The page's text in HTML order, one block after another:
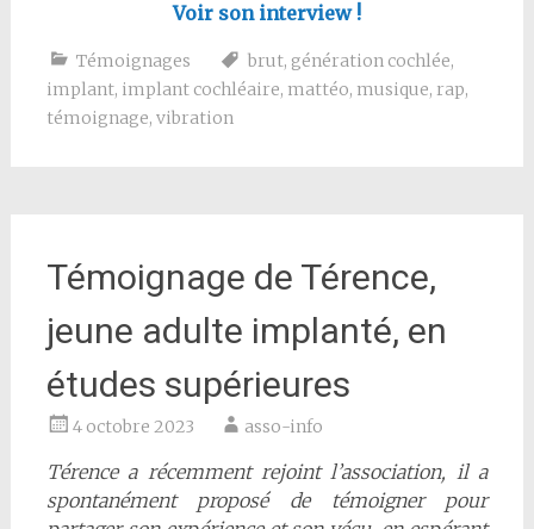
Voir son interview !
Témoignages brut, génération cochlée,
implant, implant cochléaire, mattéo, musique, rap,
témoignage, vibration
Témoignage de Térence,
jeune adulte implanté, en
études supérieures
4 octobre 2023 asso-info
Térence a récemment rejoint l’association, il a
spontanément proposé de témoigner pour